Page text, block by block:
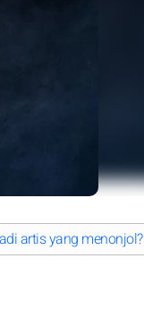
artis yang menonjol?